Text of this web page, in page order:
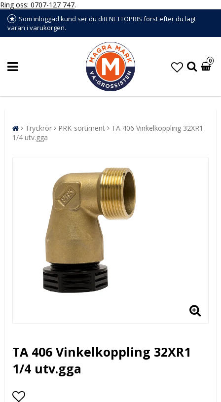
Ring oss: 0707-127 747.
Som inloggad kund ser du ditt NETTOPRIS först efter du lagt
varan i varukorgen.
0
Tryckrör PRK-sortiment
TA 406 Vinkelkoppling 32XR1
1/4 utv.gga
TA 406 Vinkelkoppling 32XR1
1/4 utv.gga